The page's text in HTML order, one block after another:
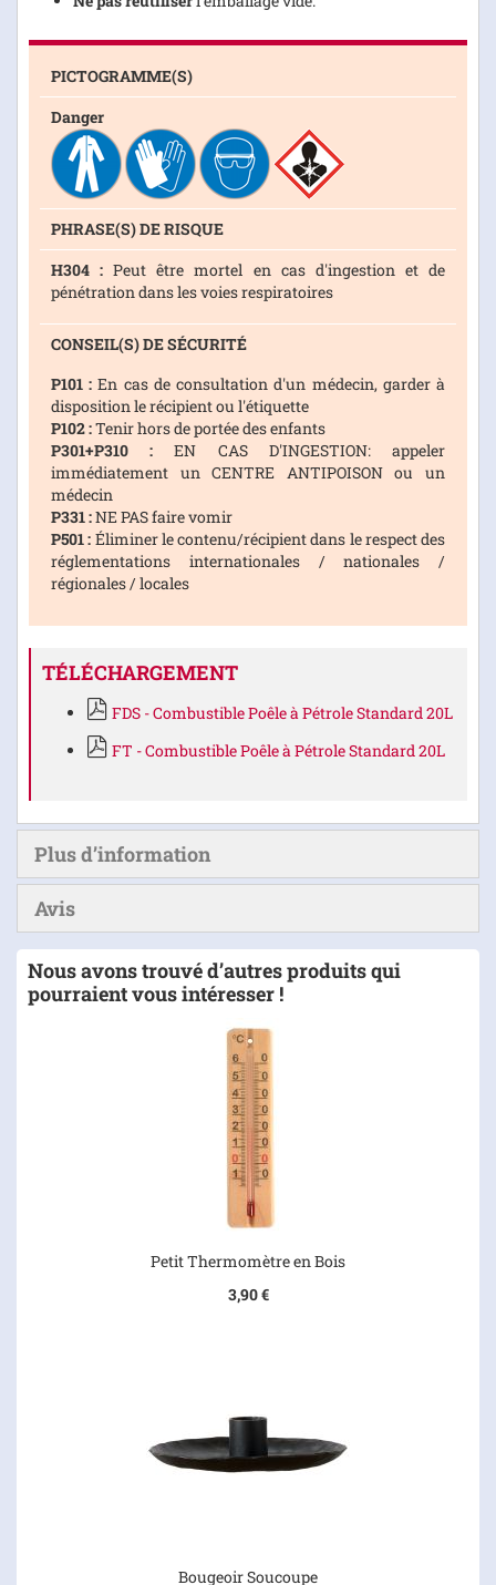
PICTOGRAMME(S)
Danger
PHRASE(S) DE RISQUE
H304 : Peut être mortel en cas d'ingestion et de
pénétration dans les voies respiratoires
CONSEIL(S) DE SÉCURITÉ
P101 : En cas de consultation d'un médecin, garder à
disposition le récipient ou l'étiquette
P102 :Tenir hors de portée des enfants
P301+P310 : EN CAS D'INGESTION: appeler
immédiatement un CENTRE ANTIPOISON ou un
médecin
P331 :NE PAS faire vomir
P501 : Éliminer le contenu/récipient dans le respect des
réglementations internationales / nationales /
régionales / locales
TÉLÉCHARGEMENT
FDS - Combustible Poêle à Pétrole Standard 20L
FT - Combustible Poêle à Pétrole Standard 20L
Plus d’information
Avis
Nous avons trouvé d’autres produits qui
pourraient vous intéresser !
Petit Thermomètre en Bois
3,90 €
Bougeoir Soucoupe